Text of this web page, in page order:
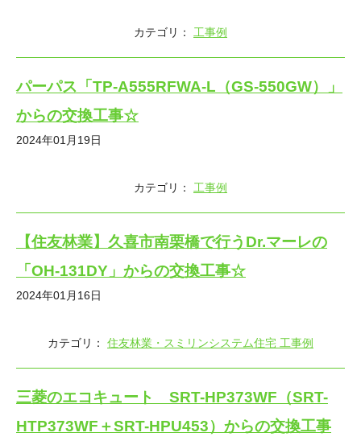
カテゴリ： 工事例
パーパス「TP-A555RFWA-L（GS-550GW）」
からの交換工事☆
2024年01月19日
カテゴリ： 工事例
【住友林業】久喜市南栗橋で行うDr.マーレの
「OH-131DY」からの交換工事☆
2024年01月16日
カテゴリ： 住友林業・スミリンシステム住宅 工事例
三菱のエコキュート SRT-HP373WF（SRT-
HTP373WF＋SRT-HPU453）からの交換工事